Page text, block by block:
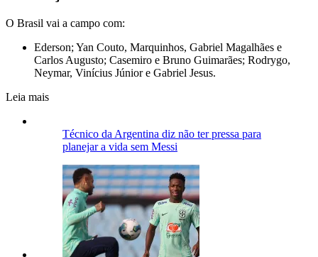
O Brasil vai a campo com:
Ederson; Yan Couto, Marquinhos, Gabriel Magalhães e
Carlos Augusto; Casemiro e Bruno Guimarães; Rodrygo,
Neymar, Vinícius Júnior e Gabriel Jesus.
Leia mais
Técnico da Argentina diz não ter pressa para
planejar a vida sem Messi